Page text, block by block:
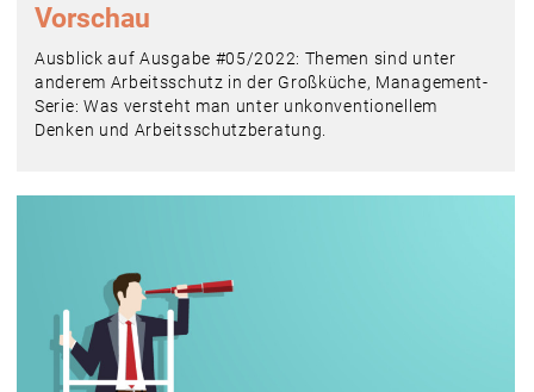
Vorschau
Ausblick auf Ausgabe #05/2022: Themen sind unter
anderem Arbeitsschutz in der Großküche, Management-
Serie: Was versteht man unter unkonventionellem
Denken und Arbeitsschutzberatung.